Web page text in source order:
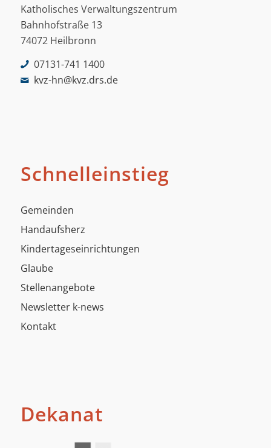
Katholisches Verwaltungszentrum
Bahnhofstraße 13
74072 Heilbronn
07131-741 1400
kvz-hn@kvz.drs.de
Schnelleinstieg
Gemeinden
Handaufsherz
Kindertageseinrichtungen
Glaube
Stellenangebote
Newsletter k-news
Kontakt
Dekanat